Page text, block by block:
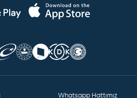
Whatsapp Hattımız